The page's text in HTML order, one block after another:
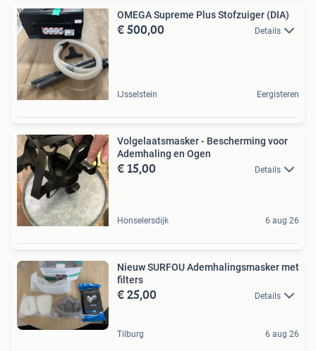
OMEGA Supreme Plus Stofzuiger (DIA)
€ 500,00 Details
IJsselstein Eergisteren
Volgelaatsmasker - Bescherming voor
Ademhaling en Ogen
€ 15,00 Details
Honselersdijk 6 aug 26
Nieuw SURFOU Ademhalingsmasker met
filters
€ 25,00 Details
Tilburg 6 aug 26